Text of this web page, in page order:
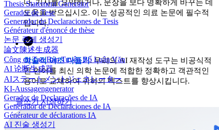
Thesis Statement Generator
Gerador de Tese
Generador de Declaraciones de Tesis
Générateur d'énoncé de thèse
논문 주제 생성기
論文陳述生成器
Công cụ Tạo Bản Tuyên Bố Luận Văn
AI 论断生成器
AIステートメントジェネレーター
KI-Aussagengenerator
Gerador de Declarações de IA
Generador de Declaraciones de IA
Générateur de déclarations IA
AI 진술 생성기
나, 기사를 요약하거나, 문장을 보다 명확하게 바꾸는 데
도움을 받으십시오. 이는 성공적인 의료 논문에 필수적
입니다.
학술적 어조 다듬기: 우리의 AI 재작성 도구는 비공식적
인 언어를 최신 의학 논문에 적합한 정확하고 객관적인
용어로 교체하여 귀하의 텍스트를 향상시킵니다.
글쓰기 시작하기